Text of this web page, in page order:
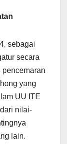
sebagai
secara
yang
UU ITE
nilai-
lain.